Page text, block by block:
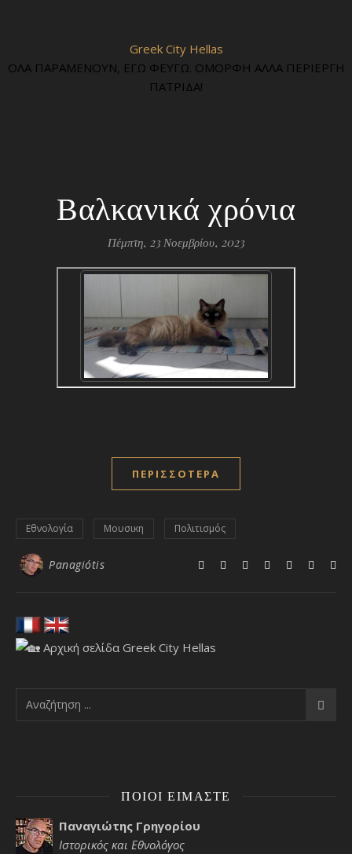
Greek City Hellas
ΟΛΑ ΠΑΡΑΜΕΝΟΥΝ, ΕΓΩ ΦΕΥΓΩ. ΟΜΟΡΦΗ ΑΛΛΑ ΠΕΡΙΕΡΓΗ
ΠΑΤΡΙΔΑ!
Βαλκανικά χρόνια
Πέμπτη, 23 Νοεμβρίου, 2023
ΠΕΡΙΣΣΌΤΕΡΑ
Εθνολογία Μουσικη Πολιτισμός
Panagiótis
ΠΟΙΟΙ ΕΊΜΑΣΤΕ
Παναγιώτης Γρηγορίου
Ιστορικός και Εθνολόγος